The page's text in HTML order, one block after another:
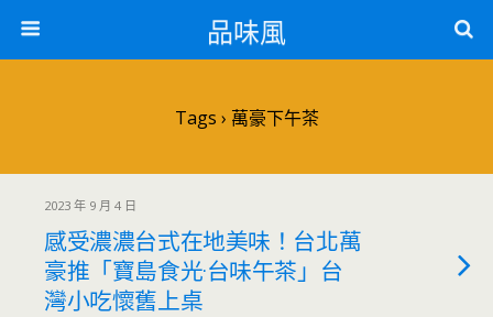
品味風
Tags › 萬豪下午茶
2023 年 9 月 4 日
感受濃濃台式在地美味！台北萬
豪推「寶島食光·台味午茶」台
灣小吃懷舊上桌